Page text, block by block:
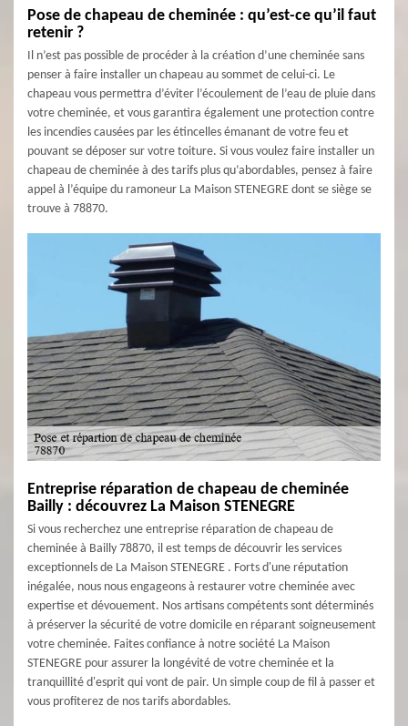
Pose de chapeau de cheminée : qu’est-ce qu’il faut
retenir ?
Il n’est pas possible de procéder à la création d’une cheminée sans
penser à faire installer un chapeau au sommet de celui-ci. Le
chapeau vous permettra d’éviter l’écoulement de l’eau de pluie dans
votre cheminée, et vous garantira également une protection contre
les incendies causées par les étincelles émanant de votre feu et
pouvant se déposer sur votre toiture. Si vous voulez faire installer un
chapeau de cheminée à des tarifs plus qu’abordables, pensez à faire
appel à l’équipe du ramoneur La Maison STENEGRE dont se siège se
trouve à 78870.
Entreprise réparation de chapeau de cheminée
Bailly : découvrez La Maison STENEGRE
Si vous recherchez une entreprise réparation de chapeau de
cheminée à Bailly 78870, il est temps de découvrir les services
exceptionnels de La Maison STENEGRE . Forts d'une réputation
inégalée, nous nous engageons à restaurer votre cheminée avec
expertise et dévouement. Nos artisans compétents sont déterminés
à préserver la sécurité de votre domicile en réparant soigneusement
votre cheminée. Faites confiance à notre société La Maison
STENEGRE pour assurer la longévité de votre cheminée et la
tranquillité d'esprit qui vont de pair. Un simple coup de fil à passer et
vous profiterez de nos tarifs abordables.